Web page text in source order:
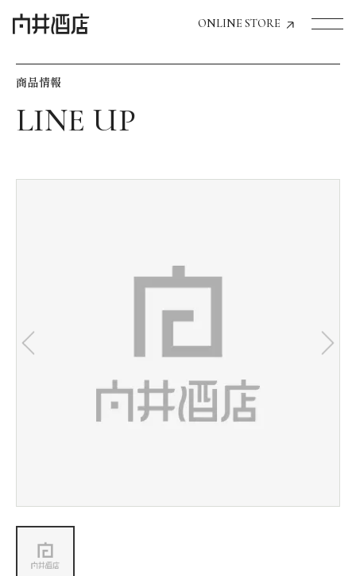
ONLINE STORE
飲食店経営のお客様
お気に入り機能の活用方法
会社情報
商品情報